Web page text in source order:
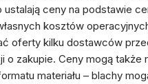
ceny na podstawie
kosztów
oferty kilku dostawców
o zakupie. Ceny mogą także
materiału – blachy